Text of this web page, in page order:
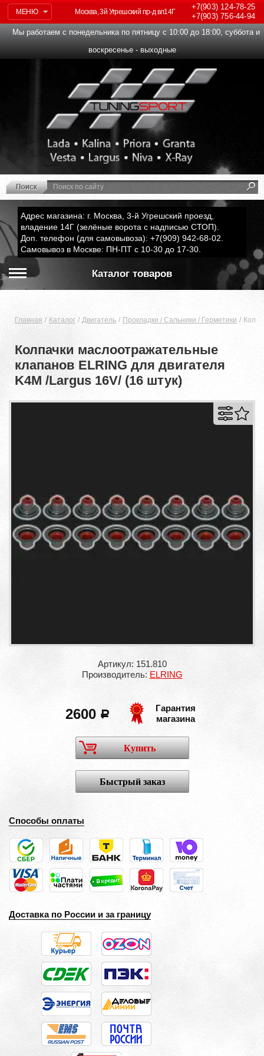
МЕНЮ
+7(903)124-78-25
+7(903)756-44-94
Москва, 3й Угрешский пр-д вл14Г
Мы работаем с понедельника по пятницу с 10:00 до 18:00, суббота и
воскресенье - выходные
Адрес магазина: г. Москва, 3-й Угрешский проезд,
владение 14Г (зелёные ворота с надписью СТОП).
Доп. телефон (для самовывоза): +7(909) 942-68-02.
Самовывоз в Москве: ПН-ПТ с 10-30 до 17-30.
Каталог товаров
Главная Каталог Двигатель Прокладки / Сальники / Герметики
Колпачки маслоотражательные
клапанов ELRING для двигателя
K4M /Largus 16V/ (16 штук)
Артикул: 151.810
Производитель: ELRING
2600 a
Гарантия
магазина
Купить
Быстрый заказ
Способы оплаты
Доставка по России и за границу